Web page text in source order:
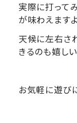
実際に打って
が味わえます
天候に左右さ
きるのも嬉し
お気軽に遊び